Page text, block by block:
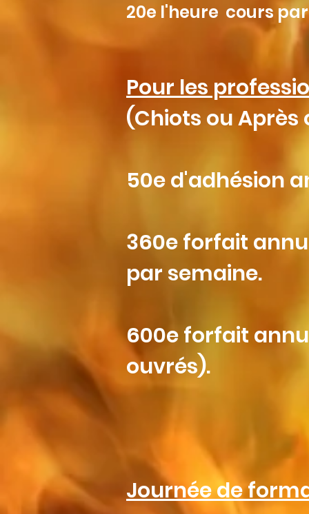
20e l'heure cours
Pour les
(Chiots ou
50e d'adhésion
360e forfait
par semaine.
600e forfait
ouvrés).
Journée de